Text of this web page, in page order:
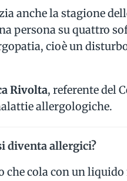
anche la stagione
persona su quattro
cioè un
Rivolta, referente del
allergologiche.
diventa allergici?
che cola con un